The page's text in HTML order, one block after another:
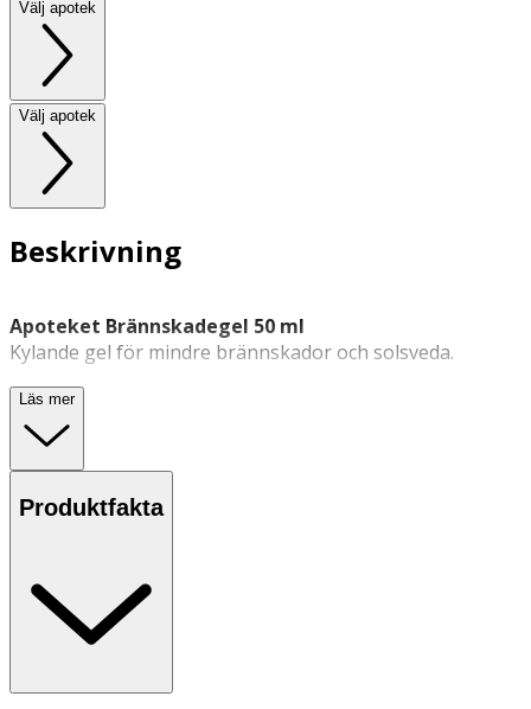
Välj apotek
Välj apotek
Beskrivning
Apoteket Brännskadegel 50 ml
Kylande gel för mindre brännskador och solsveda.
Apoteket Brännskadegel är en medicinteknisk produkt
som kan användas som
mindre brännskador och solsveda. Gelen kyler och lugnar
huden och kan upplevas som lindrande. Kan bidra till att
Egenskaper
Läs mer
Produktfakta